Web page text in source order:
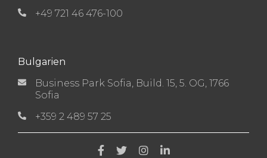
+49 721 46 476-100
Bulgarien
Business Park Sofia, Build. 15, 5. OG, 1766
Sofia
+359 2 489 57 25